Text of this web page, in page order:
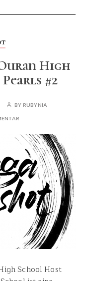
High
#2
BYRUBYNIA
School Host